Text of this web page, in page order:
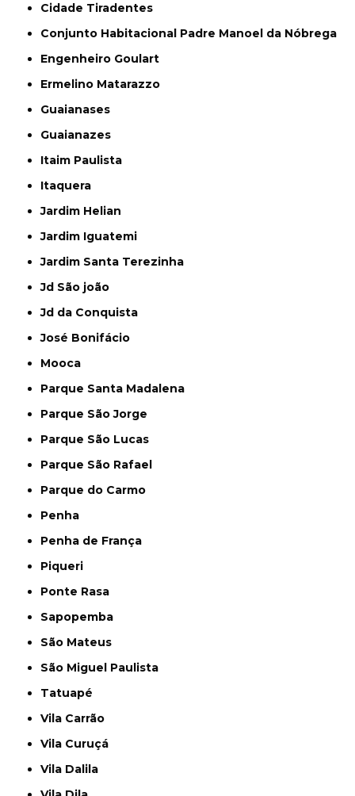
Cidade Tiradentes
Conjunto Habitacional Padre Manoel da Nóbrega
Engenheiro Goulart
Ermelino Matarazzo
Guaianases
Guaianazes
Itaim Paulista
Itaquera
Jardim Helian
Jardim Iguatemi
Jardim Santa Terezinha
Jd São joão
Jd da Conquista
José Bonifácio
Mooca
Parque Santa Madalena
Parque São Jorge
Parque São Lucas
Parque São Rafael
Parque do Carmo
Penha
Penha de França
Piqueri
Ponte Rasa
Sapopemba
São Mateus
São Miguel Paulista
Tatuapé
Vila Carrão
Vila Curuçá
Vila Dalila